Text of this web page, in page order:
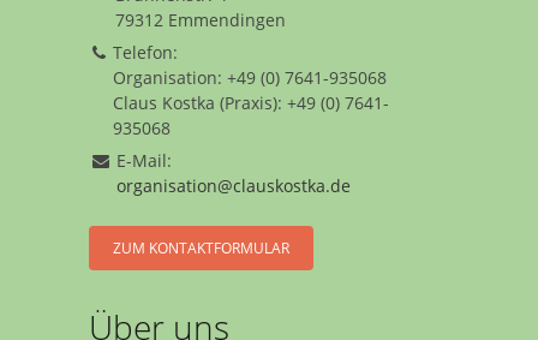
79312 Emmendingen
Telefon:
Organisation: +49 (0) 7641-935068
Claus Kostka (Praxis): +49 (0) 7641-
935068
E-Mail:
organisation@clauskostka.de
ZUM KONTAKTFORMULAR
Über uns